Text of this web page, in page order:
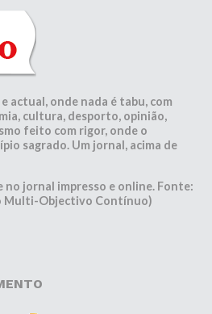
actual, onde nada é tabu, com
cultura, desporto, opinião,
feito com rigor, onde o
sagrado. Um jornal, acima de
jornal impresso e online. Fonte:
Multi-Objectivo Contínuo)